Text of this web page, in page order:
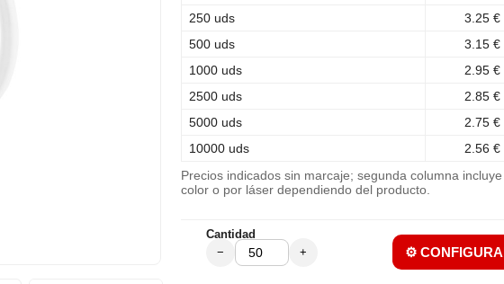
250 uds
3.25 €
500 uds
3.15 €
1000 uds
2.95 €
2500 uds
2.85 €
5000 uds
2.75 €
10000 uds
2.56 €
Precios indicados sin marcaje; segunda columna
color o por láser dependiendo del producto.
Cantidad
− + ⚙️